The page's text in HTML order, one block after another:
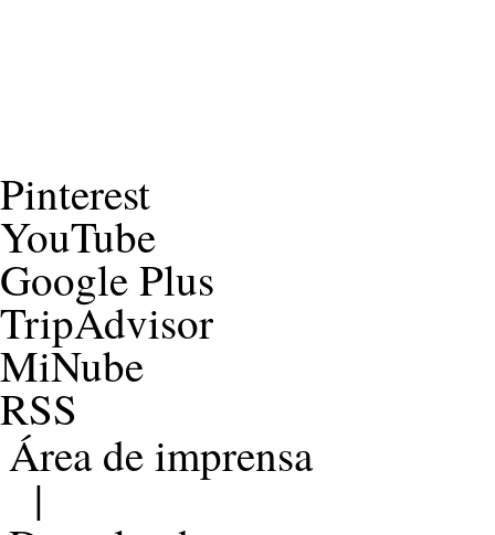
Pinterest
YouTube
Google Plus
TripAdvisor
MiNube
RSS
Área de imprensa
|